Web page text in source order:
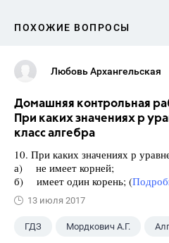
ПОХОЖИЕ ВОПРОСЫ
Любовь Архангельская
Домашняя контрольная
При каких значениях р
класс алгебра
10. При каких значениях р
а) не имеет корней;
б) имеет один корень; (
13 июля 2017
ГДЗ Мордкович А.Г.